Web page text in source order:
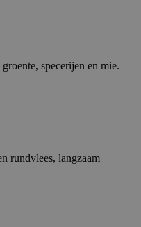
specerijen en mie.
rundvlees, langzaam